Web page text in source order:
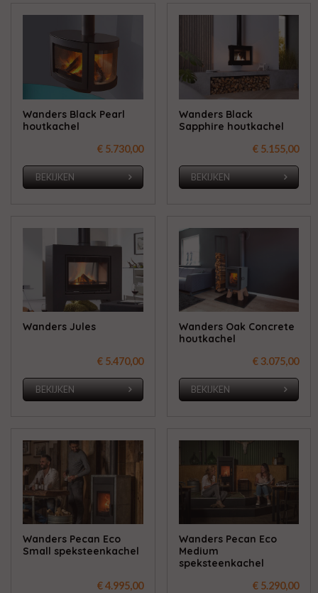
Wanders Black Pearl
houtkachel
€ 5.730,00
BEKIJKEN
Wanders Black
Sapphire houtkachel
€ 5.155,00
BEKIJKEN
Wanders Jules
€ 5.470,00
BEKIJKEN
Wanders Oak Concrete
houtkachel
€ 3.075,00
BEKIJKEN
Wanders Pecan Eco
Small speksteenkachel
€ 4.995,00
Wanders Pecan Eco
Medium
speksteenkachel
€ 5.290,00